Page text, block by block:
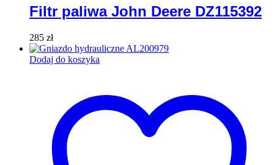
Filtr paliwa John Deere DZ115392
285 zł
Dodaj do koszyka